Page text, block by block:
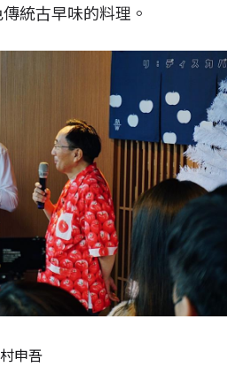
統古早味的料理。
申吾